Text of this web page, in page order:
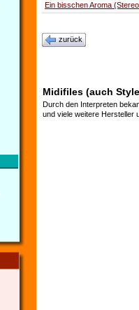
Ein bisschen Aroma
zurück
Midifiles (auch
Durch den Interpreten
und viele weitere Hersteller